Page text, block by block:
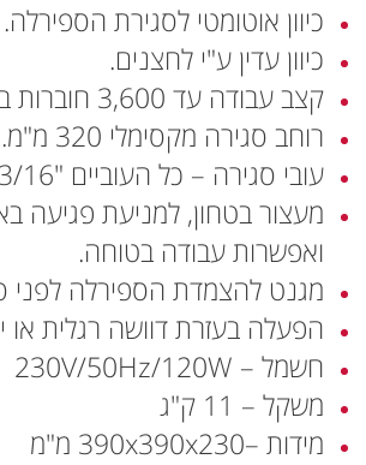
כיוון אוטומטי לסגירת הספירלה.
כיוון עדין ע"י לחצנים.
קצב עבודה עד 3,600 חוברות בשעה.
רוחב סגירה מקסימלי 320 מ"מ.
עובי סגירה – כל העוביים "3/16 – "½1
מעצור בטחון, למניעת פגיעה
ואפשרות עבודה בטוחה.
מגנט להצמדת הספירלה לפני
הפעלה בעזרת דוושה רגלית או
חשמל – 230V/50Hz/120W
משקל – 11 ק"ג
מידות –390x390x230 מ"מ